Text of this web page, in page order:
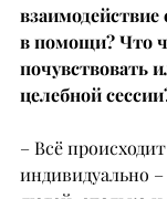
в помощи? Что
почувствовать
целебной
– Всё
индивидуально –